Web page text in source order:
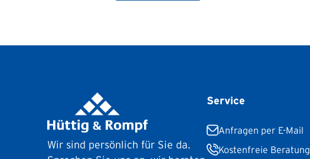
Wir sind persönlich für Sie da.
Service
Anfragen per E-Mail
Kostenfreie Beratung